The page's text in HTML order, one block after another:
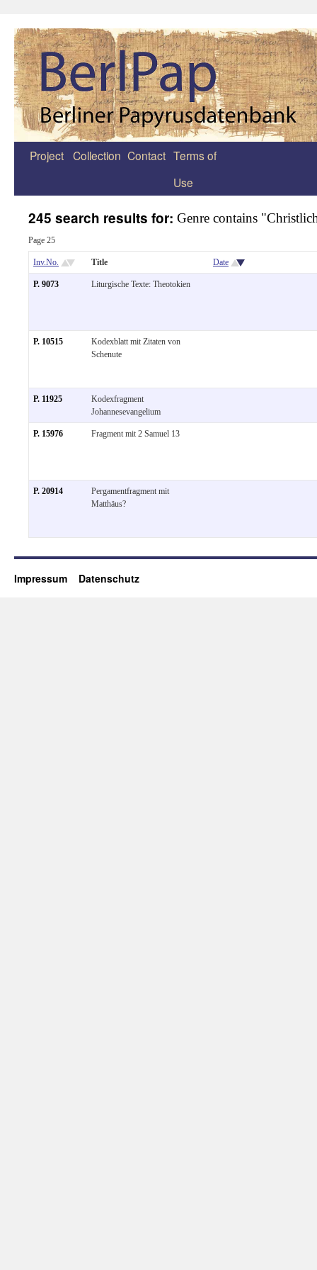
Zum
Project Collection Contact Terms of
Use
245 search results for: Genre contains
Page 25
Inv.No. Title Date
P. 9073 Liturgische Texte: Theotokien
P. 10515
Kodexblatt mit Zitaten von
Schenute
P. 11925
Kodexfragment
Johannesevangelium
P. 15976 Fragment mit 2 Samuel 13
P. 20914
Pergamentfragment mit
Matthäus?
Impressum Datenschutz